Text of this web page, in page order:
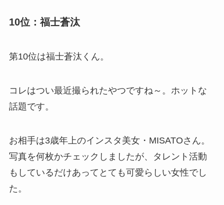
10位：福士蒼汰
第10位は福士蒼汰くん。
コレはつい最近撮られたやつですね～。ホットな
話題です。
お相手は3歳年上のインスタ美女・MISATOさん。
写真を何枚かチェックしましたが、タレント活動
もしているだけあってとても可愛らしい女性でし
た。